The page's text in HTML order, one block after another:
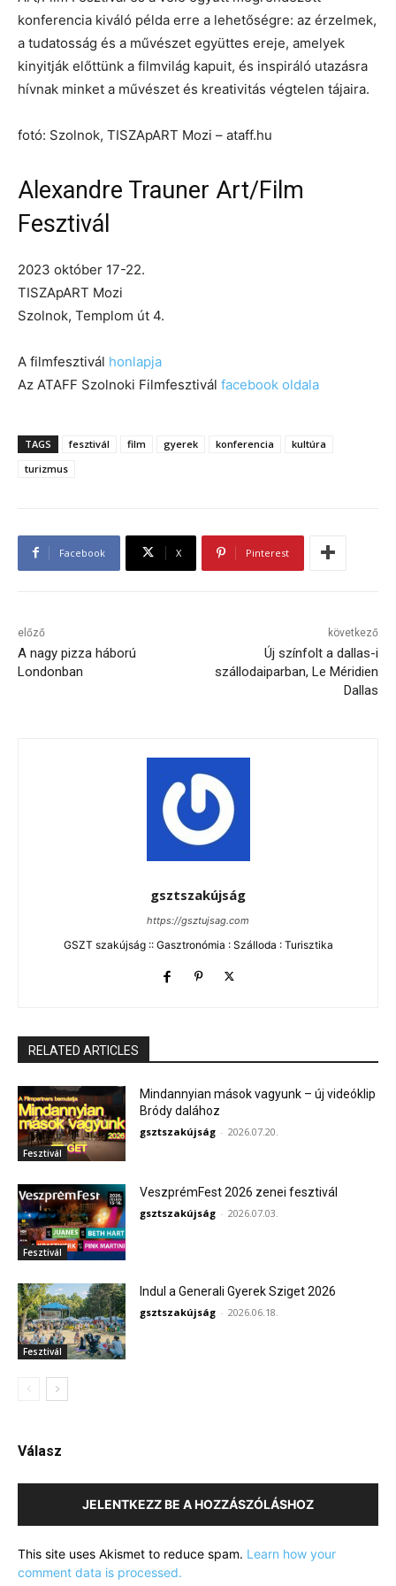
konferencia kiváló példa erre a lehetőségre: az érzelmek,
a tudatosság és a művészet együttes ereje, amelyek
kinyitják előttünk a filmvilág kapuit, és inspiráló utazásra
hívnak minket a művészet és kreativitás végtelen tájaira.
fotó: Szolnok, TISZApART Mozi – ataff.hu
Alexandre Trauner Art/Film
Fesztivál
2023 október 17-22.
TISZApART Mozi
Szolnok, Templom út 4.
A filmfesztivál honlapja
Az ATAFF Szolnoki Filmfesztivál facebook oldala
TAGS fesztivál film gyerek konferencia
kultúra
turizmus
Facebook X Pinterest
előző
A nagy pizza háború
Londonban
következő
Új színfolt a dallas-i
szállodaiparban, Le Méridien
Dallas
gsztszakújság
https://gsztujsag.com
GSZT szakújság :: Gasztronómia : Szálloda : Turisztika
RELATED ARTICLES
Fesztivál
Mindannyian mások vagyunk – új videóklip
Bródy dalához
gsztszakújság - 2026.07.20.
Fesztivál
VeszprémFest 2026 zenei fesztivál
gsztszakújság - 2026.07.03.
Fesztivál
Indul a Generali Gyerek Sziget 2026
gsztszakújság - 2026.06.18.
Válasz
JELENTKEZZ BE A HOZZÁSZÓLÁSHOZ
This site uses Akismet to reduce spam. Learn how your
comment data is processed.